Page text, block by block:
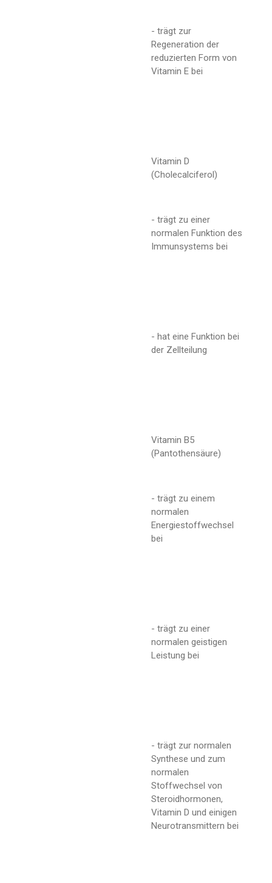
- trägt zur
Regeneration der
reduzierten Form von
Vitamin E bei
Vitamin D
(Cholecalciferol)
- trägt zu einer
normalen Funktion des
Immunsystems bei
- hat eine Funktion bei
der Zellteilung
Vitamin B5
(Pantothensäure)
- trägt zu einem
normalen
Energiestoffwechsel
bei
- trägt zu einer
normalen geistigen
Leistung bei
- trägt zur normalen
Synthese und zum
normalen
Stoffwechsel von
Steroidhormonen,
Vitamin D und einigen
Neurotransmittern bei